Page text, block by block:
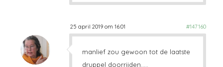
25 april 2019 om 16:01 #147160
manlief zou gewoon tot de laatste
druppel doorrijden…..